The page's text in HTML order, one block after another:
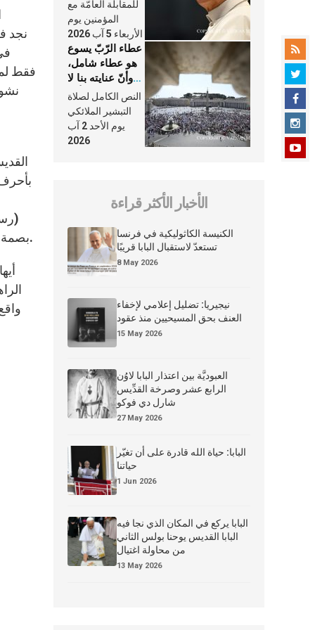
فقط
بصمة هذا المعلم الذي لولاه ما وجد القديس يوحنا دون بوسكو، ولا “الدرب الصغيرة” البطولية الخاصة بالقديسة تريز دو ليزيو.
الكنيسة
للمقابلة العامّة مع
المؤمنين يوم
الأربعاء 5 آب 2026
عطاء الرّبّ يسوع
هو عطاء شامل،
وأنّ عنايته بنا لا
تغيب عنّا أبدًا
النص الكامل لصلاة
التبشير الملائكي
يوم الأحد 2 آب
2026
الأخبار الأكثر قراءة
الكنيسة الكاثوليكية في فرنسا
تستعدّ لاستقبال البابا قريبًا
8 May 2026
نيجيريا: تضليل إعلامي لإخفاء
العنف بحق المسيحيين منذ عقود
15 May 2026
العبوديَّة بين اعتذار البابا لاوُن
الرابع عشر وصرخة القدِّيس
شارل دي فوكو
27 May 2026
البابا: حياة الله قادرة على أن تغيّر
حياتنا
1 Jun 2026
البابا يركع في المكان الذي نجا فيه
البابا القديس يوحنا بولس الثاني
من محاولة اغتيال
13 May 2026